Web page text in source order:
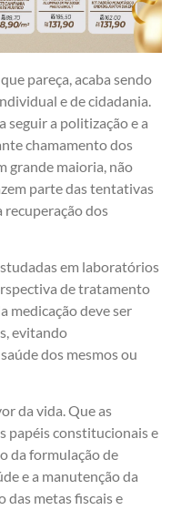
pareça, acaba sendo
e de cidadania.
seguir a politização e a
chamamento dos
grande maioria, não
parte das tentativas
dos
em laboratórios
de tratamento
medicação deve ser
evitando
dos mesmos ou
da vida. Que as
papéis constitucionais e
da formulação de
e a manutenção da
das metas fiscais e